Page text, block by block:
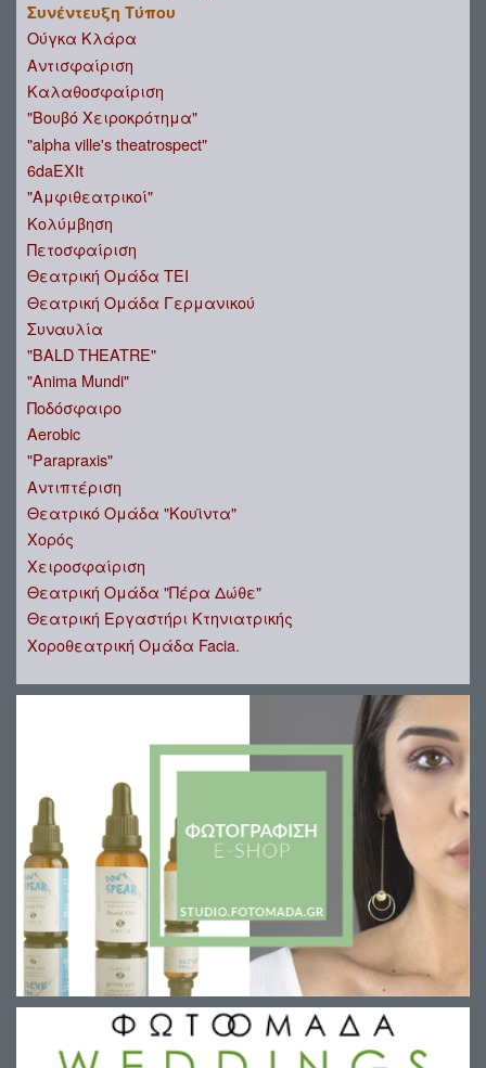
Συνέντευξη Τύπου
Ούγκα Κλάρα
Αντισφαίριση
Καλαθοσφαίριση
"Βουβό Χειροκρότημα"
"alpha ville's theatrospect"
6daEXIt
"Αμφιθεατρικοί"
Κολύμβηση
Πετοσφαίριση
Θεατρική Ομάδα ΤΕΙ
Θεατρική Ομάδα Γερμανικού
Συναυλία
"BALD THEATRE"
"Anima Mundi"
Ποδόσφαιρο
Aerobic
"Parapraxis"
Αντιπτέριση
Θεατρικό Ομάδα "Κουϊντα"
Χορός
Χειροσφαίριση
Θεατρική Ομάδα "Πέρα Δώθε"
Θεατρική Εργαστήρι Κτηνιατρικής
Χοροθεατρική Ομάδα Facia.